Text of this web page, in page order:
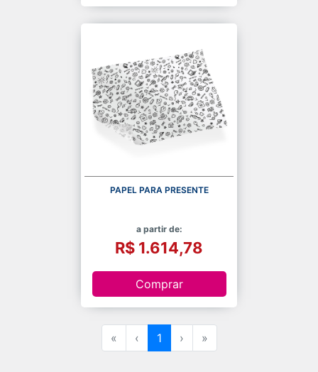
PAPEL PARA PRESENTE
a partir de:
R$ 1.614,78
Comprar
« ‹ 1 › »